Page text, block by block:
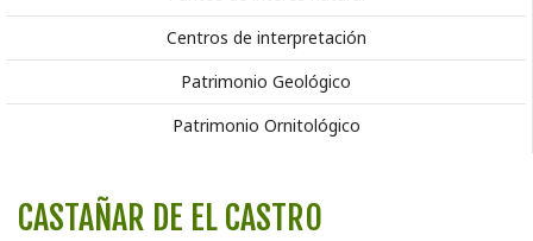
Centros de interpretación
Patrimonio Geológico
Patrimonio Ornitológico
CASTAÑAR DE EL CASTRO